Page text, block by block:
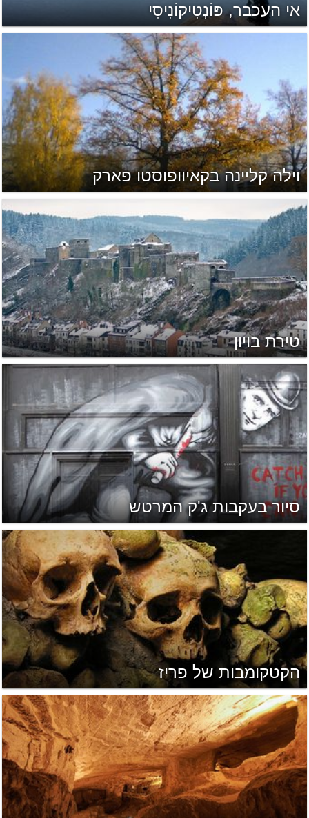
אי העכבר, פּוֹנְטִיקוֹנִיסִי
וילה קליינה בקאיוופוסטו פארק
טירת בויון
סיור בעקבות ג'ק המרטש
הקטקומבות של פריז